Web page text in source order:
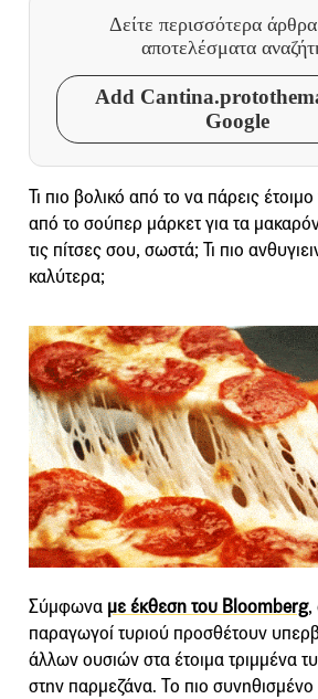
Δείτε περισσότερα
αποτελέσματα
Add
Google
Τι πιο βολικό από το να πάρεις
από το σούπερ μάρκετ για τα
τις πίτσες σου, σωστά; Τι πιο
καλύτερα;
Σύμφωνα με έκθεση του Bloomberg,
παραγωγοί τυριού προσθέτουν
άλλων ουσιών στα έτοιμα τριμμένα
στην παρμεζάνα. Το πιο συνηθισμένο